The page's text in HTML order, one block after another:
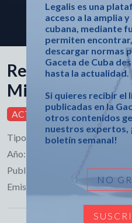
Legalis es una
acceso a la amplia
cubana, mediante
permiten
descargar normas
Gaceta de Cuba
hasta la actualidad.
Si quieres recibir el
publicadas en la
otros contenidos
nuestros expertos,
boletín semanal!
NO
OTRAS
Resolución 23
Ministerio de
ACTIVA
Tipo:
Resolución
Año:
Publicado en:
Gaceta
Emisor:
Ministerio de Energía